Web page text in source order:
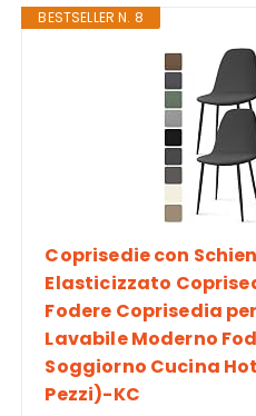
BESTSELLER N. 8
Coprisedie con
Elasticizzato
Fodere Coprisedia
Lavabile Moderno
Soggiorno Cucina
Pezzi)-KC